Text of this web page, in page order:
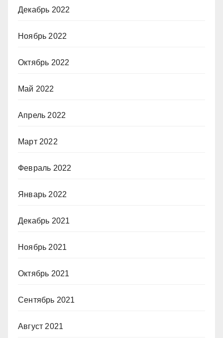
Декабрь 2022
Ноябрь 2022
Октябрь 2022
Май 2022
Апрель 2022
Март 2022
Февраль 2022
Январь 2022
Декабрь 2021
Ноябрь 2021
Октябрь 2021
Сентябрь 2021
Август 2021